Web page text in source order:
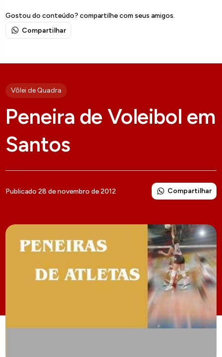
Gostou do conteúdo? compartilhe com seus amigos.
Compartilhar
Vôlei de Quadra
Peneira de Voleibol em
Santos
Publicado 28 de novembro de 2012 Compartilhar